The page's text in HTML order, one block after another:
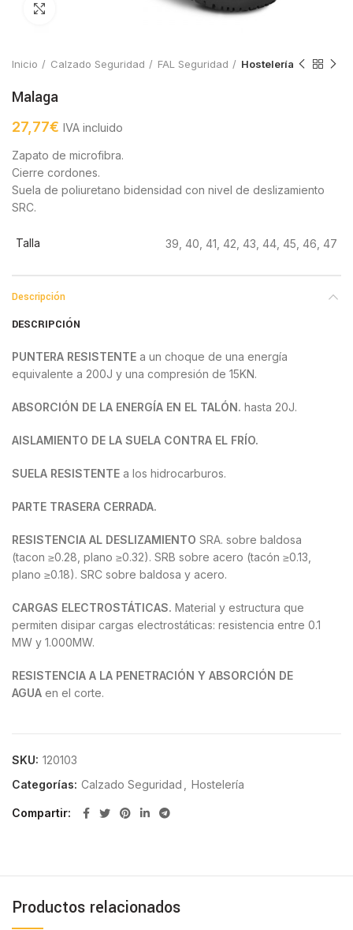
Inicio Calzado Seguridad FAL Seguridad Hostelería
Malaga
27,77€ IVA incluido
Zapato de microfibra.
Cierre cordones.
Suela de poliuretano bidensidad con nivel de deslizamiento
SRC.
Talla 39, 40, 41, 42, 43, 44, 45, 46, 47
Descripción
DESCRIPCIÓN
PUNTERA RESISTENTE a un choque de una energía
equivalente a 200J y una compresión de 15KN.
ABSORCIÓN DE LA ENERGÍA EN EL TALÓN. hasta 20J.
AISLAMIENTO DE LA SUELA CONTRA EL FRÍO.
SUELA RESISTENTE a los hidrocarburos.
PARTE TRASERA CERRADA.
RESISTENCIA AL DESLIZAMIENTO SRA. sobre baldosa
(tacon ≥0.28, plano ≥0.32). SRB sobre acero (tacón ≥0.13,
plano ≥0.18). SRC sobre baldosa y acero.
CARGAS ELECTROSTÁTICAS. Material y estructura que
permiten disipar cargas electrostáticas: resistencia entre 0.1
MW y 1.000MW.
RESISTENCIA A LA PENETRACIÓN Y ABSORCIÓN DE
AGUA en el corte.
SKU: 120103
Categorías: Calzado Seguridad Hostelería
Compartir
Productos relacionados